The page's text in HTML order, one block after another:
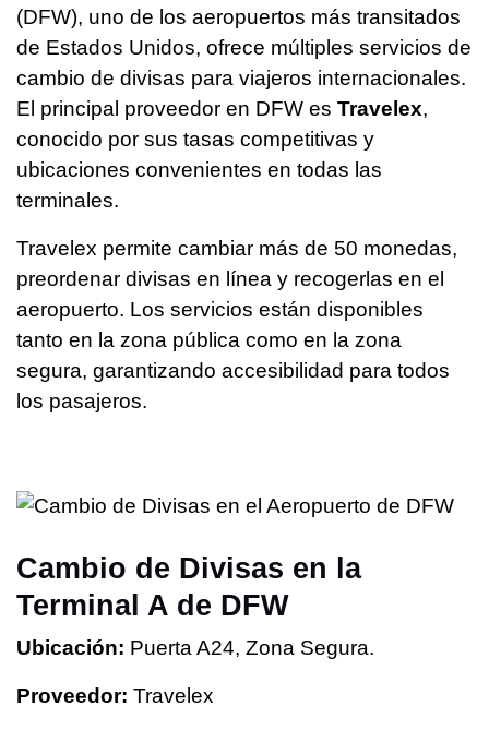
(DFW), uno de los aeropuertos más transitados
de Estados Unidos, ofrece múltiples servicios de
cambio de divisas para viajeros internacionales.
El principal proveedor en DFW es Travelex,
conocido por sus tasas competitivas y
ubicaciones convenientes en todas las
terminales.
Travelex permite cambiar más de 50 monedas,
preordenar divisas en línea y recogerlas en el
aeropuerto. Los servicios están disponibles
tanto en la zona pública como en la zona
segura, garantizando accesibilidad para todos
los pasajeros.
Cambio de Divisas en la
Terminal A de DFW
Ubicación: Puerta A24, Zona Segura.
Proveedor: Travelex